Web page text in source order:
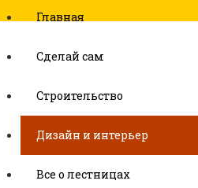
Главная
Сделай сам
Строительство
Дизайн и интерьер
Все о лестницах